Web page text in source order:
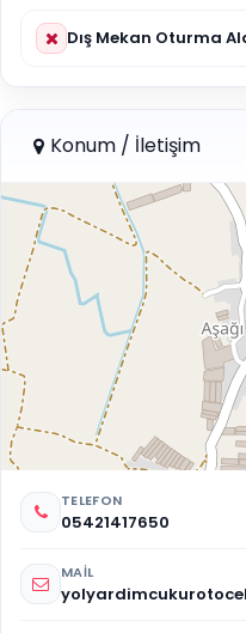
Dış Mekan Oturma
Konum / İletişim
TELEFON
05421417650
MAIL